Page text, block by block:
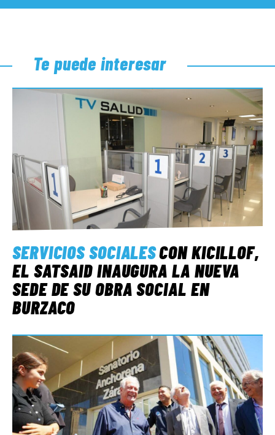
Te puede interesar
SERVICIOS SOCIALESCON KICILLOF,
EL SATSAID INAUGURA LA NUEVA
SEDE DE SU OBRA SOCIAL EN
BURZACO